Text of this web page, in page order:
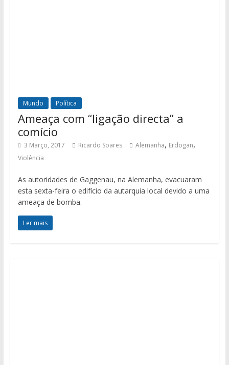
Mundo Política
Ameaça com “ligação directa” a
comício
3 Março, 2017 Ricardo Soares Alemanha, Erdogan,
Violência
As autoridades de Gaggenau, na Alemanha, evacuaram
esta sexta-feira o edifício da autarquia local devido a uma
ameaça de bomba.
Ler mais